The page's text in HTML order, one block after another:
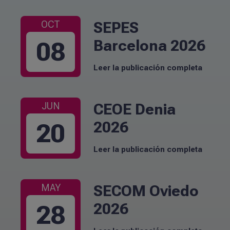
OCT
08
SEPES
Barcelona 2026
Leer la publicación completa
JUN
20
CEOE Denia
2026
Leer la publicación completa
MAY
28
SECOM Oviedo
2026